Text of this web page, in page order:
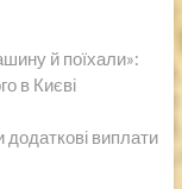
й поїхали»:
в Києві
виплати